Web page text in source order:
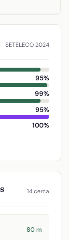
SETELECO 2024
95%
99%
95%
100%
14 cerca
80 m